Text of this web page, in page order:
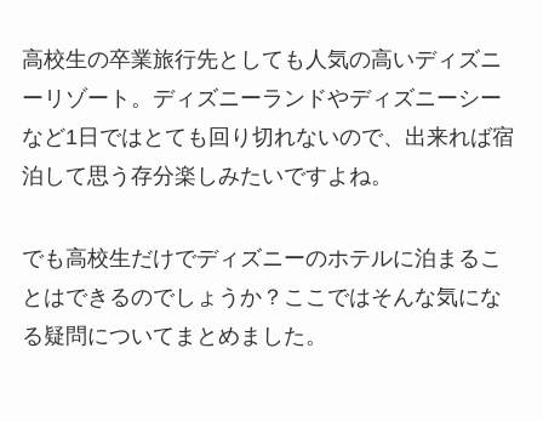
高校生の卒業旅行先としても人気の高いディズニ
ーリゾート。ディズニーランドやディズニーシー
など1日ではとても回り切れないので、出来れば宿
泊して思う存分楽しみたいですよね。
でも高校生だけでディズニーのホテルに泊まるこ
とはできるのでしょうか？ここではそんな気にな
る疑問についてまとめました。